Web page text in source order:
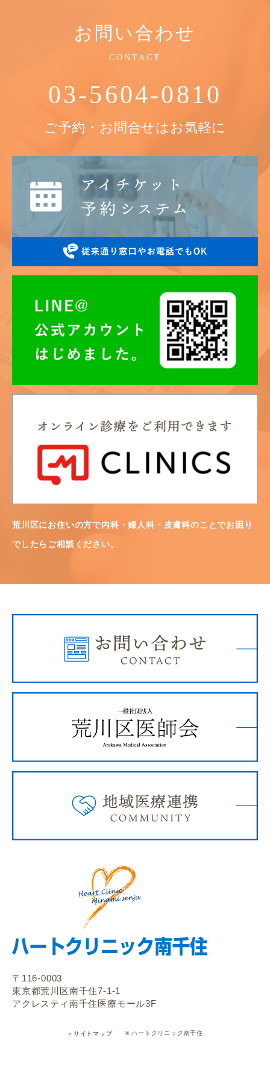
お問い合わせ
CONTACT
03-5604-0810
ご予約・お問合せはお気軽に
荒川区にお住いの方で内科・婦人科・皮膚科のことでお困り
でしたらご相談ください。
〒116-0003
東京都荒川区南千住7-1-1
アクレスティ南千住医療モール3F
＞サイトマップ © ハートクリニック南千住